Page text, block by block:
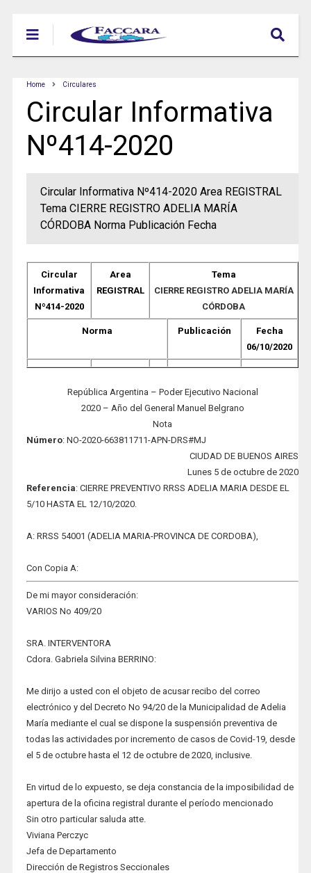
Home Circulares
Circular Informativa
Nº414-2020
Circular Informativa Nº414-2020 Area REGISTRAL
Tema CIERRE REGISTRO ADELIA MARÍA
CÓRDOBA Norma Publicación Fecha
Circular
Informativa
Nº414-2020
Area
REGISTRAL
Tema
CIERRE REGISTRO ADELIA MARÍA
CÓRDOBA
Norma Publicación
Fecha
06/10/2020
República Argentina – Poder Ejecutivo Nacional
2020 – Año del General Manuel Belgrano
Nota
Número: NO-2020-663811711-APN-DRS#MJ
CIUDAD DE BUENOS AIRES
Lunes 5 de octubre de 2020
Referencia: CIERRE PREVENTIVO RRSS ADELIA MARIA DESDE EL
5/10 HASTA EL 12/10/2020.
A: RRSS 54001 (ADELIA MARIA-PROVINCA DE CORDOBA),
Con Copia A:
De mi mayor consideración:
VARIOS No 409/20
SRA. INTERVENTORA
Cdora. Gabriela Silvina BERRINO:
Me dirijo a usted con el objeto de acusar recibo del correo
electrónico y del Decreto No 94/20 de la Municipalidad de Adelia
María mediante el cual se dispone la suspensión preventiva de
todas las actividades por incremento de casos de Covid-19, desde
el 5 de octubre hasta el 12 de octubre de 2020, inclusive.
En virtud de lo expuesto, se deja constancia de la imposibilidad de
apertura de la oficina registral durante el período mencionado
Sin otro particular saluda atte.
Viviana Perczyc
Jefa de Departamento
Dirección de Registros Seccionales